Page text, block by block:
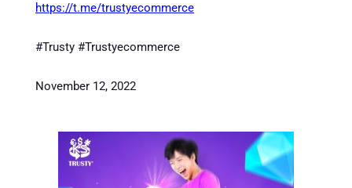
https://t.me/trustyecommerce
#Trusty #Trustyecommerce
November 12, 2022